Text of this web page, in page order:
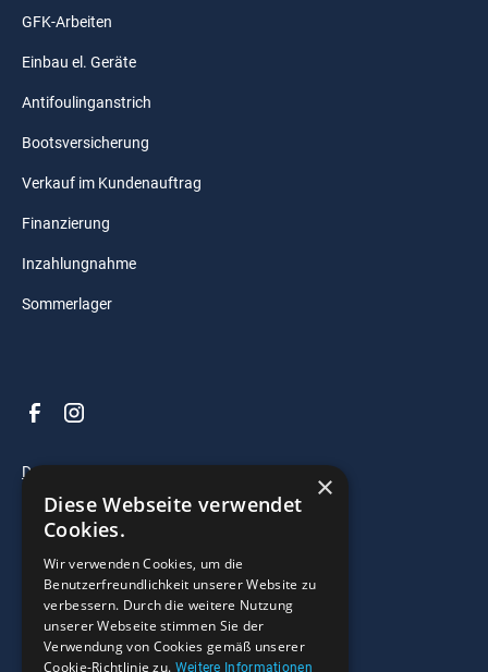
GFK-Arbeiten
Einbau el. Geräte
Antifoulinganstrich
Bootsversicherung
Verkauf im Kundenauftrag
Finanzierung
Inzahlungnahme
Sommerlager
© 2025 Razzo Bootscenter. All right reserved.
Datenschutz
Impressum
Widerrufsrecht
×
Diese Webseite verwendet
Cookies.
Wir verwenden Cookies, um die
Benutzerfreundlichkeit unserer Website zu
verbessern. Durch die weitere Nutzung
unserer Webseite stimmen Sie der
Verwendung von Cookies gemäß unserer
Cookie-Richtlinie zu. Weitere Informationen